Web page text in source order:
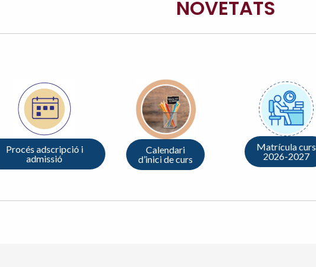
NOVETATS
Procés adscripció i
admissió
Calendari
d’inici de curs
Matrícula curs
2026-2027